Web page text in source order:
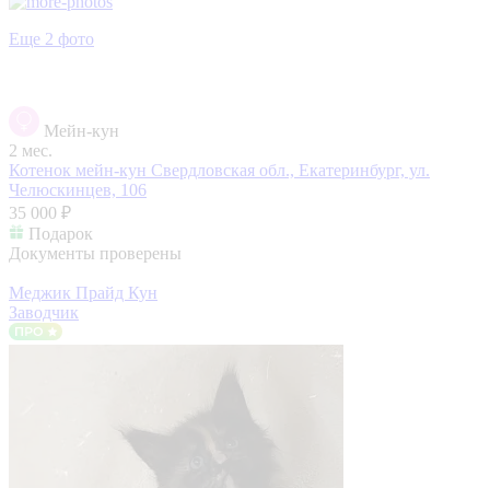
Еще 2 фото
Мейн-кун
2 мес.
Котенок мейн-кун Свердловская обл., Екатеринбург, ул.
Челюскинцев, 106
35 000 ₽
Подарок
Документы проверены
Меджик Прайд Кун
Заводчик